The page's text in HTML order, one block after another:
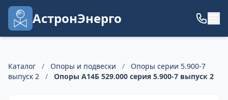
АстронЭнерго
Каталог / Опоры и подвески /
Опоры серии 5.900-7
выпуск 2
/ Опоры А14Б 529.000 серия 5.900-7 выпуск 2